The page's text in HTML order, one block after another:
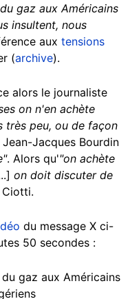
gaz aux Américains
insultent, nous
aux tensions
(archive).
alors le journaliste
on n'en achète
très peu, ou de façon
Jacques Bourdin
. Alors qu'"on achète
on doit discuter de
Ciotti.
du message X ci-
50 secondes :
gaz aux Américains